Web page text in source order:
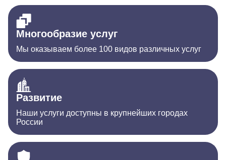
Многообразие услуг
Мы оказываем более 100 видов различных услуг
Развитие
Наши услуги доступны в крупнейших городах
России